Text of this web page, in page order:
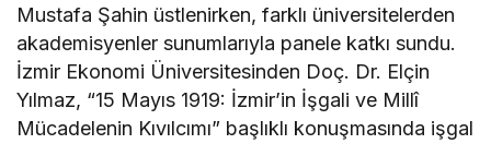
Mustafa Şahin üstlenirken, farklı üniversitelerden
akademisyenler sunumlarıyla panele katkı sundu.
İzmir Ekonomi Üniversitesinden Doç. Dr. Elçin
Yılmaz, “15 Mayıs 1919: İzmir’in İşgali ve Millî
Mücadelenin Kıvılcımı” başlıklı konuşmasında işgal